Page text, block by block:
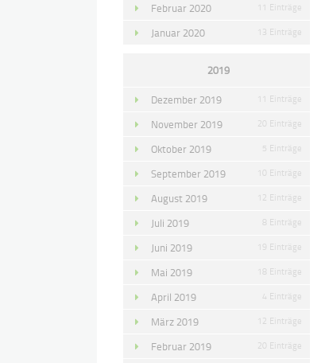
Februar 2020 11 Einträge
Januar 2020 13 Einträge
2019
Dezember 2019 11 Einträge
November 2019 20 Einträge
Oktober 2019 5 Einträge
September 2019 10 Einträge
August 2019 12 Einträge
Juli 2019 8 Einträge
Juni 2019 19 Einträge
Mai 2019 18 Einträge
April 2019 4 Einträge
März 2019 12 Einträge
Februar 2019 20 Einträge